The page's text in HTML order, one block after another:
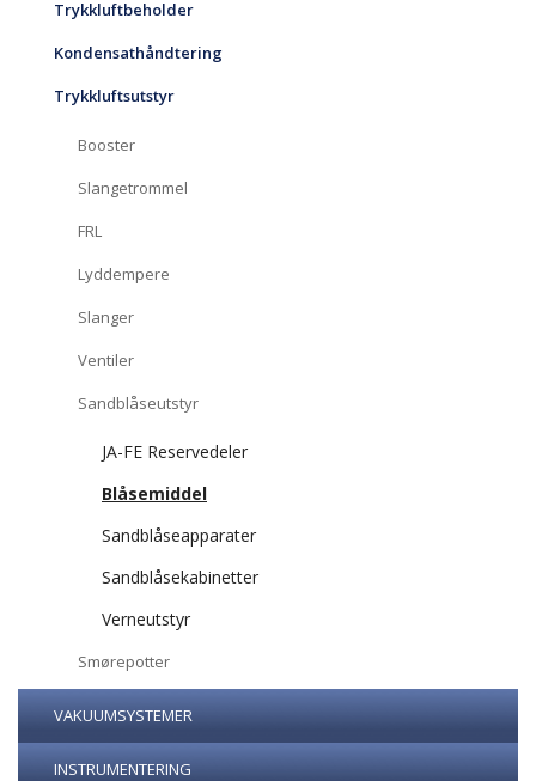
Trykkluftbeholder
Kondensathåndtering
Trykkluftsutstyr
Booster
Slangetrommel
FRL
Lyddempere
Slanger
Ventiler
Sandblåseutstyr
JA-FE Reservedeler
Blåsemiddel
Sandblåseapparater
Sandblåsekabinetter
Verneutstyr
Smørepotter
VAKUUMSYSTEMER
INSTRUMENTERING